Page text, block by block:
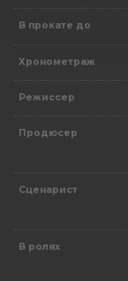
В прокате до
Хронометраж
Режиссер
Продюсер
Сценарист
В ролях